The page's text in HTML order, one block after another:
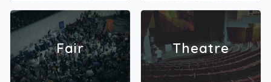
Fair Theatre